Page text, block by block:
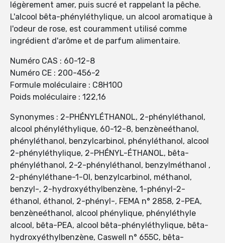
légèrement amer, puis sucré et rappelant la pêche.
L'alcool bêta-phényléthylique, un alcool aromatique à
l'odeur de rose, est couramment utilisé comme
ingrédient d'arôme et de parfum alimentaire.
Numéro CAS : 60-12-8
Numéro CE : 200-456-2
Formule moléculaire : C8H10O
Poids moléculaire : 122,16
Synonymes : 2-PHÉNYLÉTHANOL, 2-phényléthanol,
alcool phényléthylique, 60-12-8, benzèneéthanol,
phényléthanol, benzylcarbinol, phényléthanol, alcool
2-phényléthylique, 2-PHÉNYL-ÉTHANOL, bêta-
phényléthanol, 2-2-phényléthanol, benzylméthanol ,
2-phényléthane-1-Ol, benzylcarbinol, méthanol,
benzyl-, 2-hydroxyéthylbenzène, 1-phényl-2-
éthanol, éthanol, 2-phényl-, FEMA n° 2858, 2-PEA,
benzèneéthanol, alcool phénylique, phényléthyle
alcool, bêta-PEA, alcool bêta-phényléthylique, bêta-
hydroxyéthylbenzène, Caswell n° 655C, bêta-